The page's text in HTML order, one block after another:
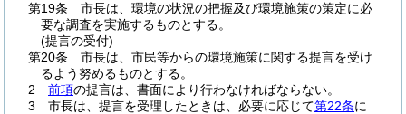
第19条
市長は、環境の状況の把握及び環境施策の策定に必
要な調査を実施するものとする。
(提言の受付)
第20条
市長は、市民等からの環境施策に関する提言を受け
るよう努めるものとする。
2
前項の提言は、書面により行わなければならない。
3
市長は、提言を受理したときは、必要に応じて第22条に